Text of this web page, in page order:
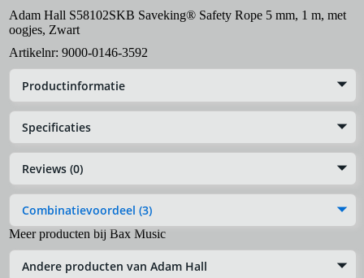
Adam Hall S58102SKB Saveking® Safety Rope 5 mm, 1 m, met
oogjes, Zwart
Artikelnr: 9000-0146-3592
Productinformatie
Specificaties
Reviews (0)
Combinatievoordeel (3)
Meer producten bij Bax Music
Andere producten van Adam Hall